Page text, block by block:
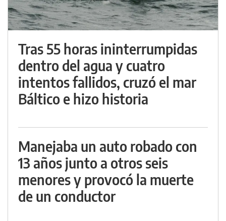
Tras 55 horas ininterrumpidas
dentro del agua y cuatro
intentos fallidos, cruzó el mar
Báltico e hizo historia
Manejaba un auto robado con
13 años junto a otros seis
menores y provocó la muerte
de un conductor